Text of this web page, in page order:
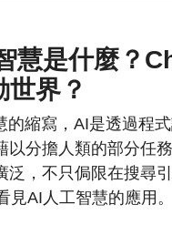
慧是什麼？
世界？
的縮寫，AI是透過程
以分擔人類的部分任
泛，不只侷限在搜尋引
見AI人工智慧的應用。